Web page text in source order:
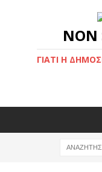
NON
ΓΙΑΤΊ Η